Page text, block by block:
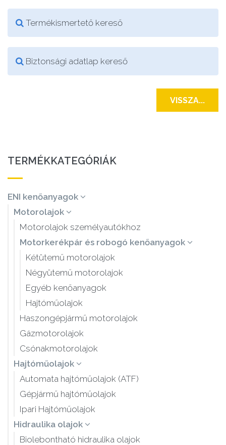
Termékismertető kereső
Biztonsági adatlap kereső
VISSZA...
TERMÉKKATEGÓRIÁK
ENI kenőanyagok
Motorolajok
Motorolajok személyautókhoz
Motorkerékpár és robogó kenőanyagok
Kétütemű motorolajok
Négyütemű motorolajok
Egyéb kenőanyagok
Hajtóműolajok
Haszongépjármű motorolajok
Gázmotorolajok
Csónakmotorolajok
Hajtóműolajok
Automata hajtóműolajok (ATF)
Gépjármű hajtóműolajok
Ipari Hajtóműolajok
Hidraulika olajok
Biolebontható hidraulika olajok